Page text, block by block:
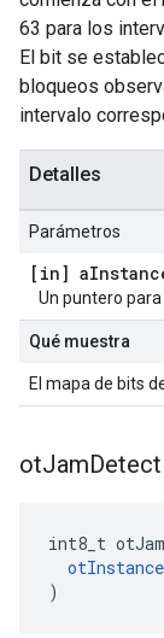
63 para los
El bit se
bloqueos
intervalo
Detalles
Parámetros
[in] a
Un puntero
Qué muestra
El mapa de bits
otJam
int8_t
otInstance
)